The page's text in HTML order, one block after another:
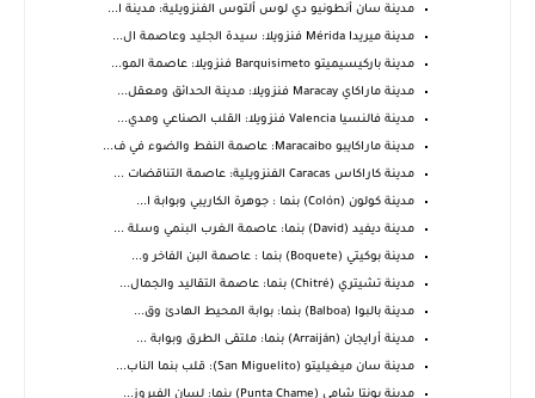
مدينة سان أنطونيو دي لوس ألتوس الفنزويلية: مدينة ا...
مدينة ميريدا Mérida فنزويلا: سيدة الجليد وعاصمة ال...
مدينة باركيسيميتو Barquisimeto فنزويلا: عاصمة المو...
مدينة ماراكاي Maracay فنزويلا: مدينة الحدائق ومعقل...
مدينة فالنسيا Valencia فنزويلا: القلب الصناعي ومدي...
مدينة ماراكايبو Maracaibo: عاصمة النفط والضوء في ف...
مدينة كاراكاس Caracas الفنزويلية: عاصمة التناقضات ...
مدينة كولون (Colón) بنما : جوهرة الكاريبي وبوابة ا...
مدينة ديفيد (David) بنما: عاصمة الغرب البنمي وسلة ...
مدينة بوكيتي (Boquete) بنما : عاصمة البن الفاخر و...
مدينة تشيتري (Chitré) بنما: عاصمة التقاليد والجمال...
مدينة بالبوا (Balboa) بنما: بوابة المحيط الهادئ وق...
مدينة أرايجان (Arraiján) بنما: ملتقى الطرق وبوابة ...
مدينة سان ميغيليتو (San Miguelito): قلب بنما الناب...
مدينة بونتا شامي (Punta Chame) بنما: لسان الفيروز...